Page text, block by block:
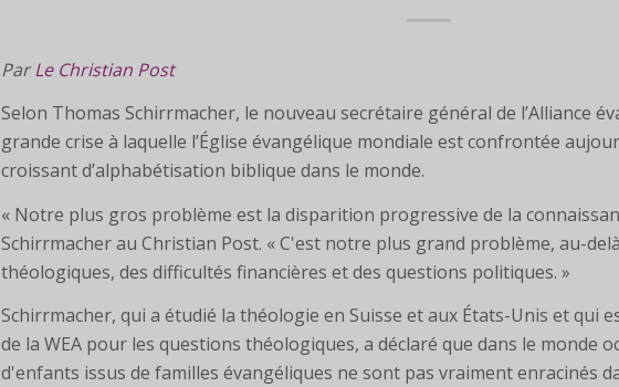
ParLe Christian Post
Selon Thomas Schirrmacher, le nouveau secrétaire général de l’Alliance
grande crise à laquelle l’Église évangélique mondiale est confrontée
croissant d’alphabétisation biblique dans le monde.
« Notre plus gros problème est la disparition progressive de la
Schirrmacher au Christian Post. « C'est notre plus grand problème, au-
théologiques, des difficultés financières et des questions politiques. »
Schirrmacher, qui a étudié la théologie en Suisse et aux États-Unis et qui
de la WEA pour les questions théologiques, a déclaré que dans le monde
d'enfants issus de familles évangéliques ne sont pas vraiment enracinés